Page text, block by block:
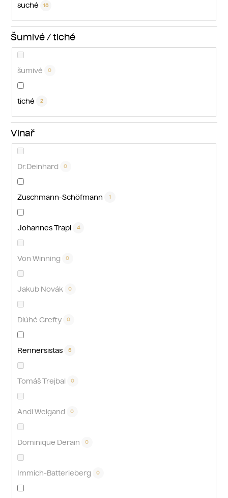
suché 18
Šumivé / tiché
šumivé 0
tiché 2
Vinař
Dr.Deinhard 0
Zuschmann-Schöfmann 1
Johannes Trapl 4
Von Winning 0
Jakub Novák 0
Dlúhé Grefty 0
Rennersistas 5
Tomáš Trejbal 0
Andi Weigand 0
Dominique Derain 0
Immich-Batterieberg 0